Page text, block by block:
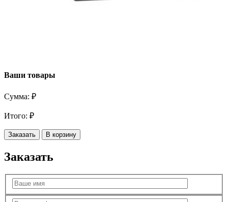
Ваши товары
Сумма: ₽
Итого: ₽
Заказать В корзину
Заказать